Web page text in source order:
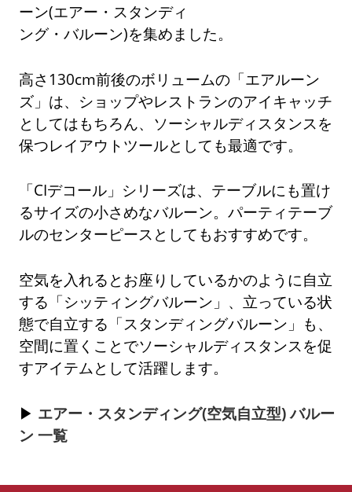
ーン(エアー・スタンディ
ング・バルーン)を集めました。
高さ130cm前後のボリュームの「エアルーン
ズ」は、ショップやレストランのアイキャッチ
としてはもちろん、ソーシャルディスタンスを
保つレイアウトツールとしても最適です。
「CIデコール」シリーズは、テーブルにも置け
るサイズの小さめなバルーン。パーティテーブ
ルのセンターピースとしてもおすすめです。
空気を入れるとお座りしているかのように自立
する「シッティングバルーン」、立っている状
態で自立する「スタンディングバルーン」も、
空間に置くことでソーシャルディスタンスを促
すアイテムとして活躍します。
エアー・スタンディング(空気自立型) バルー
ン 一覧